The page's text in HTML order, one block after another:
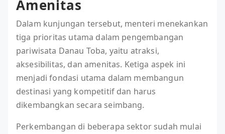
Amenitas
Dalam kunjungan tersebut, menteri menekankan
tiga prioritas utama dalam pengembangan
pariwisata Danau Toba, yaitu atraksi,
aksesibilitas, dan amenitas. Ketiga aspek ini
menjadi fondasi utama dalam membangun
destinasi yang kompetitif dan harus
dikembangkan secara seimbang.
Perkembangan di beberapa sektor sudah mulai